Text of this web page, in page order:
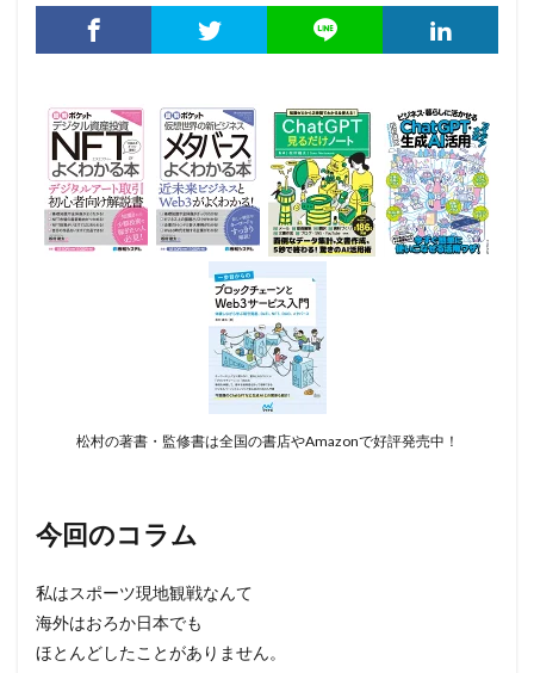
松村の著書・監修書は全国の書店やAmazonで好評発売中！
今回のコラム
私はスポーツ現地観戦なんて
海外はおろか日本でも
ほとんどしたことがありません。